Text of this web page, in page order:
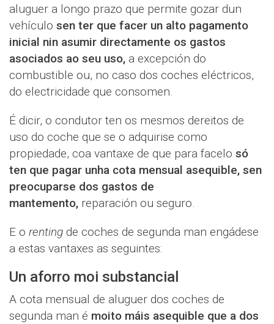
aluguer a longo prazo que permite gozar dun
vehículo sen ter que facer un alto pagamento
inicial nin asumir directamente os gastos
asociados ao seu uso, a excepción do
combustible ou, no caso dos coches eléctricos,
do electricidade que consomen.
É dicir, o condutor ten os mesmos dereitos de
uso do coche que se o adquirise como
propiedade, coa vantaxe de que para facelo só
ten que pagar unha cota mensual asequible, sen
preocuparse dos gastos de
mantemento, reparación ou seguro.
E o renting de coches de segunda man engádese
a estas vantaxes as seguintes:
Un aforro moi substancial
A cota mensual de aluguer dos coches de
segunda man é moito máis asequible que a dos